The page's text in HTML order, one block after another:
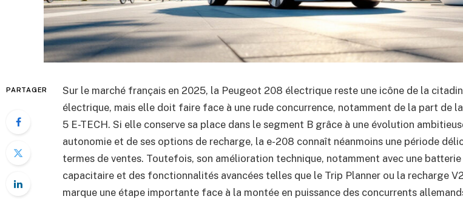
PARTAGER
Sur le marché français en 2025, la Peugeot 208 électrique reste une icône de la
électrique, mais elle doit faire face à une rude concurrence, notamment de la part de
5 E-TECH. Si elle conserve sa place dans le segment B grâce à une évolution
autonomie et de ses options de recharge, la e-208 connaît néanmoins une période
termes de ventes. Toutefois, son amélioration technique, notamment avec une
capacitaire et des fonctionnalités avancées telles que le Trip Planner ou la recharge
marque une étape importante face à la montée en puissance des concurrents